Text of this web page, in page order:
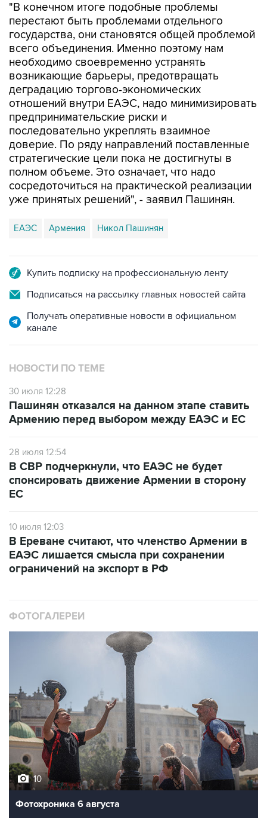
"В конечном итоге подобные проблемы
перестают быть проблемами отдельного
государства, они становятся общей проблемой
всего объединения. Именно поэтому нам
необходимо своевременно устранять
возникающие барьеры, предотвращать
деградацию торгово-экономических
отношений внутри ЕАЭС, надо минимизировать
предпринимательские риски и
последовательно укреплять взаимное
доверие. По ряду направлений поставленные
стратегические цели пока не достигнуты в
полном объеме. Это означает, что надо
сосредоточиться на практической реализации
уже принятых решений", - заявил Пашинян.
ЕАЭС Армения Никол Пашинян
Купить подписку на профессиональную ленту
Подписаться на рассылку главных новостей сайта
Получать оперативные новости в официальном
канале
НОВОСТИ ПО ТЕМЕ
30 июля 12:28
Пашинян отказался на данном этапе ставить
Армению перед выбором между ЕАЭС и ЕС
28 июля 12:54
В СВР подчеркнули, что ЕАЭС не будет
спонсировать движение Армении в сторону
ЕС
10 июля 12:03
В Ереване считают, что членство Армении в
ЕАЭС лишается смысла при сохранении
ограничений на экспорт в РФ
ФОТОГАЛЕРЕИ
10
Фотохроника 6 августа